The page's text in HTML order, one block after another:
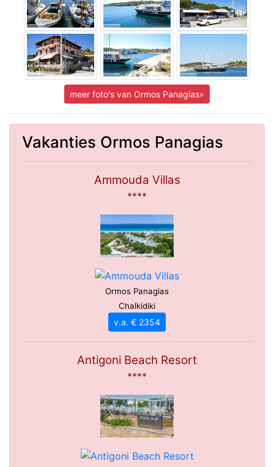
meer foto's van Ormos Panagias»
Vakanties Ormos Panagias
Ammouda Villas
****
Ormos Panagias
Chalkidiki
v.a. € 2354
Antigoni Beach Resort
****